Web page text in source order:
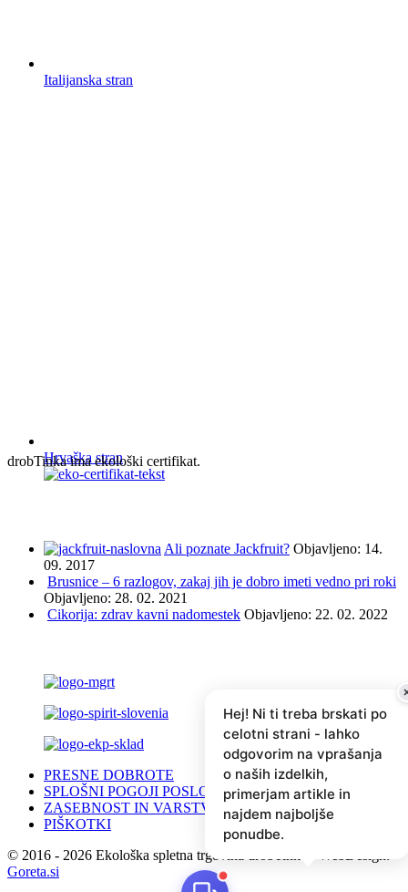
Italijanska stran
Hrvaška stran
drobTinka ima ekološki certifikat.
Ali poznate Jackfruit? Objavljeno: 14.
09. 2017
Brusnice – 6 razlogov, zakaj jih je dobro imeti vedno pri roki
Objavljeno: 28. 02. 2021
Cikorija: zdrav kavni nadomestek Objavljeno: 22. 02. 2022
PRESNE DOBROTE
SPLOŠNI POGOJI POSLOVANJA
ZASEBNOST IN VARSTVO PODATKOV (GDPR)
PIŠKOTKI
© 2016 - 2026 Ekološka spletna trgovina drobTinka - WebDesign:
Goreta.si
Hej! Ni ti treba brskati po
celotni strani - lahko
odgovorim na vprašanja
o naših izdelkih,
primerjam artikle in
najdem najboljše
ponudbe.